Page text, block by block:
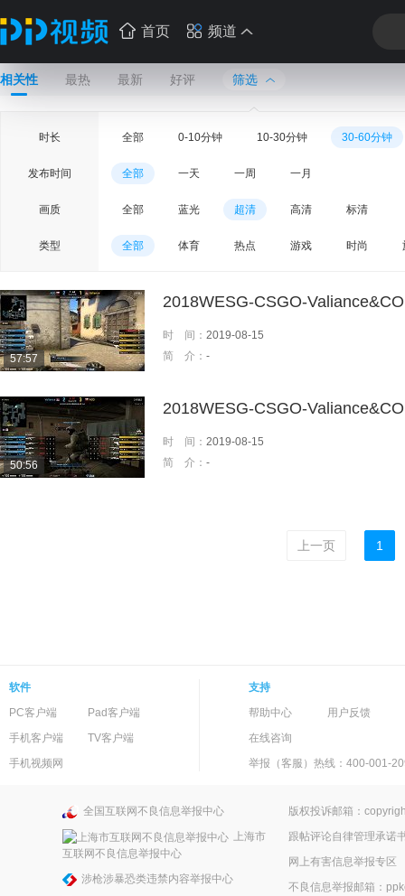
首页 频道
相关性 最热 最新 好评 筛选
时长 全部 0-10分钟 10-30分钟 30-60分钟
发布时间 全部 一天 一周 一月
画质 全部 蓝光 超清 高清 标清
类型 全部 体育 热点 游戏 时尚
57:57
2018WESG-CSGO-
时 间： 2019-08-15
简 介： -
50:56
2018WESG-CSGO-
时 间： 2019-08-15
简 介： -
上一页 1
软件
PC客户端
Pad客户端
手机客户端
TV客户端
手机视频网
支持
帮助中心
用户反馈
在线咨询
举报（客服）热线：400-001-
全国互联网不良信息举报中心
上海市
互联网不良信息举报中心
涉枪涉暴恐类违禁内容举报中心
版权投诉邮箱：
跟帖评论自律管理承诺
网上有害信息举报专区
不良信息举报邮箱：